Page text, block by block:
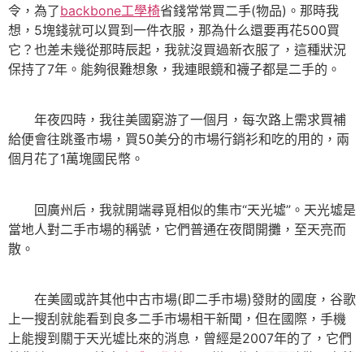
令，為了backbone工學椅省錢常常買二手(物品)。那時我
想，5塊錢就可以買到一件衣服，那為什么還要再花500買
它？也差未幾從那時辰起，我就沒買過新衣服了，這種狀況
保持了7年。能夠很難想象，我連眼鏡和襪子都是二手的。
年夜四時，我往美國窮游了一個月，每次路上需求買補
給便會往跳蚤市場，買50美分的市場行銷衫和吃的用的，兩
個月花了1萬塊國民幣。
回廣州后，我就開端尋覓相似的集市“天光墟”。天光墟是
當地人對二手市場的稱號，它們普通在夜間開攤，至天亮而
散。
在美國或許其他中古市場(即二手市場)發財的國度，谷歌
上一搜刮就能看到良多二手市場相干新聞，但在國際，手機
上能搜到關于天光墟比來的消息，曾經是2007年的了，它們